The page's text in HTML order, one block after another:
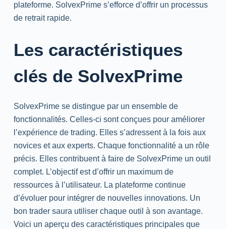
plateforme. SolvexPrime s’efforce d’offrir un processus
de retrait rapide.
Les caractéristiques
clés de SolvexPrime
SolvexPrime se distingue par un ensemble de
fonctionnalités. Celles-ci sont conçues pour améliorer
l’expérience de trading. Elles s’adressent à la fois aux
novices et aux experts. Chaque fonctionnalité a un rôle
précis. Elles contribuent à faire de SolvexPrime un outil
complet. L’objectif est d’offrir un maximum de
ressources à l’utilisateur. La plateforme continue
d’évoluer pour intégrer de nouvelles innovations. Un
bon trader saura utiliser chaque outil à son avantage.
Voici un aperçu des caractéristiques principales que